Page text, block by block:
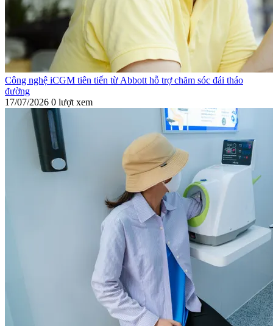
Công nghệ iCGM tiên tiến từ Abbott hỗ trợ chăm sóc đái tháo
đường
17/07/2026 0 lượt xem